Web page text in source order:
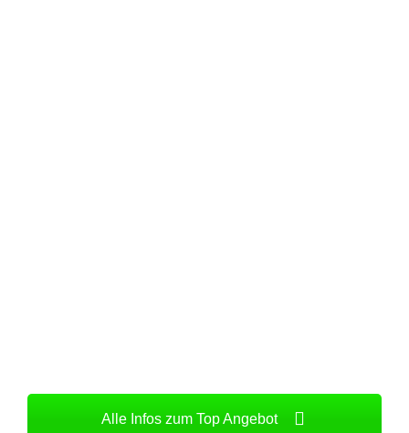
Alle Infos zum Top Angebot